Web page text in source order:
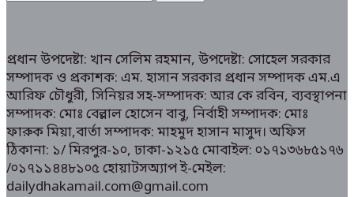
প্রধান উপদেষ্টা: খান সেলিম রহমান, উপদেষ্টা: সোহেল সরকার
সম্পাদক ও প্রকাশক: এম. হাসান সরকার প্রধান সম্পাদক এম.এ
আরিফ চৌধুরী, সিনিয়র সহ-সম্পাদক: আর কে রবিন, ব্যবস্থাপনা
সম্পাদক: মোঃ বেল্লাল হোসেন বাবু, নির্বাহী সম্পাদক: মোঃ
ফারুক মিয়া,বার্তা সম্পাদক: মাহমুদ হাসান মাসুদ। অফিস
ঠিকানা: ১/ মিরপুর-১০, ঢাকা-১২১৫ মোবাইল: ০১৭১৩৬৮৫১৭৬
/০১৭১১৪৪৮১০৫ হোয়াটসঅ্যাপ ই-মেইল:
dailydhakamail.com@gmail.com